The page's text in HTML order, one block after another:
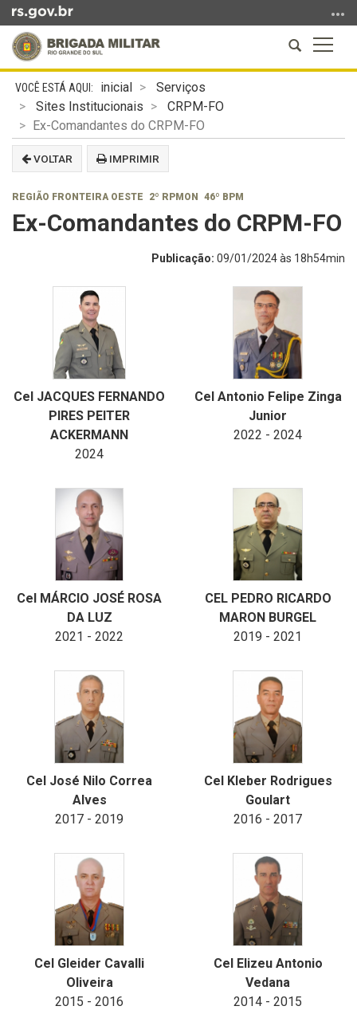
para
conteúdo
para
menu
busca
a
Abrir
a
Início
conteúdo
inicial
Serviços
Sites Institucionais
CRPM-FO
Ex-Comandantes do CRPM-FO
VOLTAR IMPRIMIR
REGIÃO FRONTEIRA OESTE 2º RPMON 46º BPM
Ex-Comandantes do CRPM-FO
Publicação: 09/01/2024 às 18h54min
Cel JACQUES FERNANDO
PIRES PEITER
ACKERMANN
2024
Cel Antonio Felipe Zinga
Junior
2022 - 2024
Cel MÁRCIO JOSÉ ROSA
DA LUZ
2021 - 2022
CEL PEDRO RICARDO
MARON BURGEL
2019 - 2021
Cel José Nilo Correa
Alves
2017 - 2019
Cel Kleber Rodrigues
Goulart
2016 - 2017
Cel Gleider Cavalli
Oliveira
2015 - 2016
Cel Elizeu Antonio
Vedana
2014 - 2015